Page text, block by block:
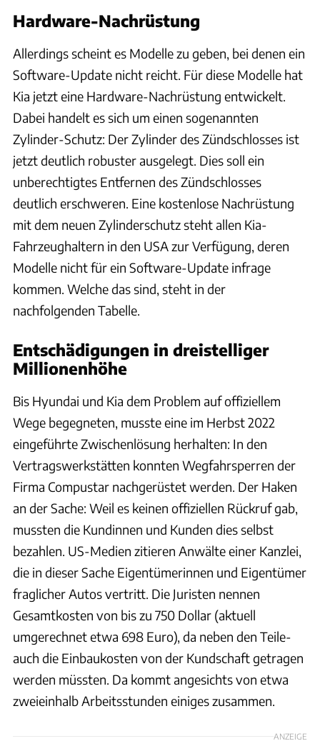
Hardware-Nachrüstung
Allerdings scheint es Modelle zu geben, bei denen ein
Software-Update nicht reicht. Für diese Modelle hat
Kia jetzt eine Hardware-Nachrüstung entwickelt.
Dabei handelt es sich um einen sogenannten
Zylinder-Schutz: Der Zylinder des Zündschlosses ist
jetzt deutlich robuster ausgelegt. Dies soll ein
unberechtigtes Entfernen des Zündschlosses
deutlich erschweren. Eine kostenlose Nachrüstung
mit dem neuen Zylinderschutz steht allen Kia-
Fahrzeughaltern in den USA zur Verfügung, deren
Modelle nicht für ein Software-Update infrage
kommen. Welche das sind, steht in der
nachfolgenden Tabelle.
Entschädigungen in dreistelliger
Millionenhöhe
Bis Hyundai und Kia dem Problem auf offiziellem
Wege begegneten, musste eine im Herbst 2022
eingeführte Zwischenlösung herhalten: In den
Vertragswerkstätten konnten Wegfahrsperren der
Firma Compustar nachgerüstet werden. Der Haken
an der Sache: Weil es keinen offiziellen Rückruf gab,
mussten die Kundinnen und Kunden dies selbst
bezahlen. US-Medien zitieren Anwälte einer Kanzlei,
die in dieser Sache Eigentümerinnen und Eigentümer
fraglicher Autos vertritt. Die Juristen nennen
Gesamtkosten von bis zu 750 Dollar (aktuell
umgerechnet etwa 698 Euro), da neben den Teile-
auch die Einbaukosten von der Kundschaft getragen
werden müssten. Da kommt angesichts von etwa
zweieinhalb Arbeitsstunden einiges zusammen.
ANZEIGE